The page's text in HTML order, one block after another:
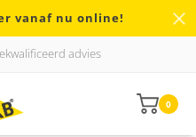
vanaf nu online!
advies
0